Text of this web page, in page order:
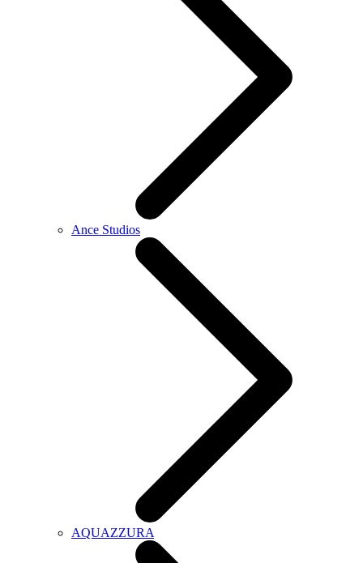
Ance Studios
AQUAZZURA